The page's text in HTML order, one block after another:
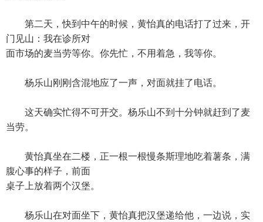
第二天，快到中午的时候，黄怡真的电话打了过来，开
门见山：我在诊所对
面市场的麦当劳等你。你先忙，不用着急，我等你。
杨乐山刚刚含混地应了一声，对面就挂了电话。
这天确实忙得不可开交。杨乐山不到十分钟就赶到了麦
当劳。
黄怡真坐在二楼，正一根一根慢条斯理地吃着薯条，满
腹心事的样子，前面
桌子上放着两个汉堡。
杨乐山在对面坐下，黄怡真把汉堡递给他，一边说，实